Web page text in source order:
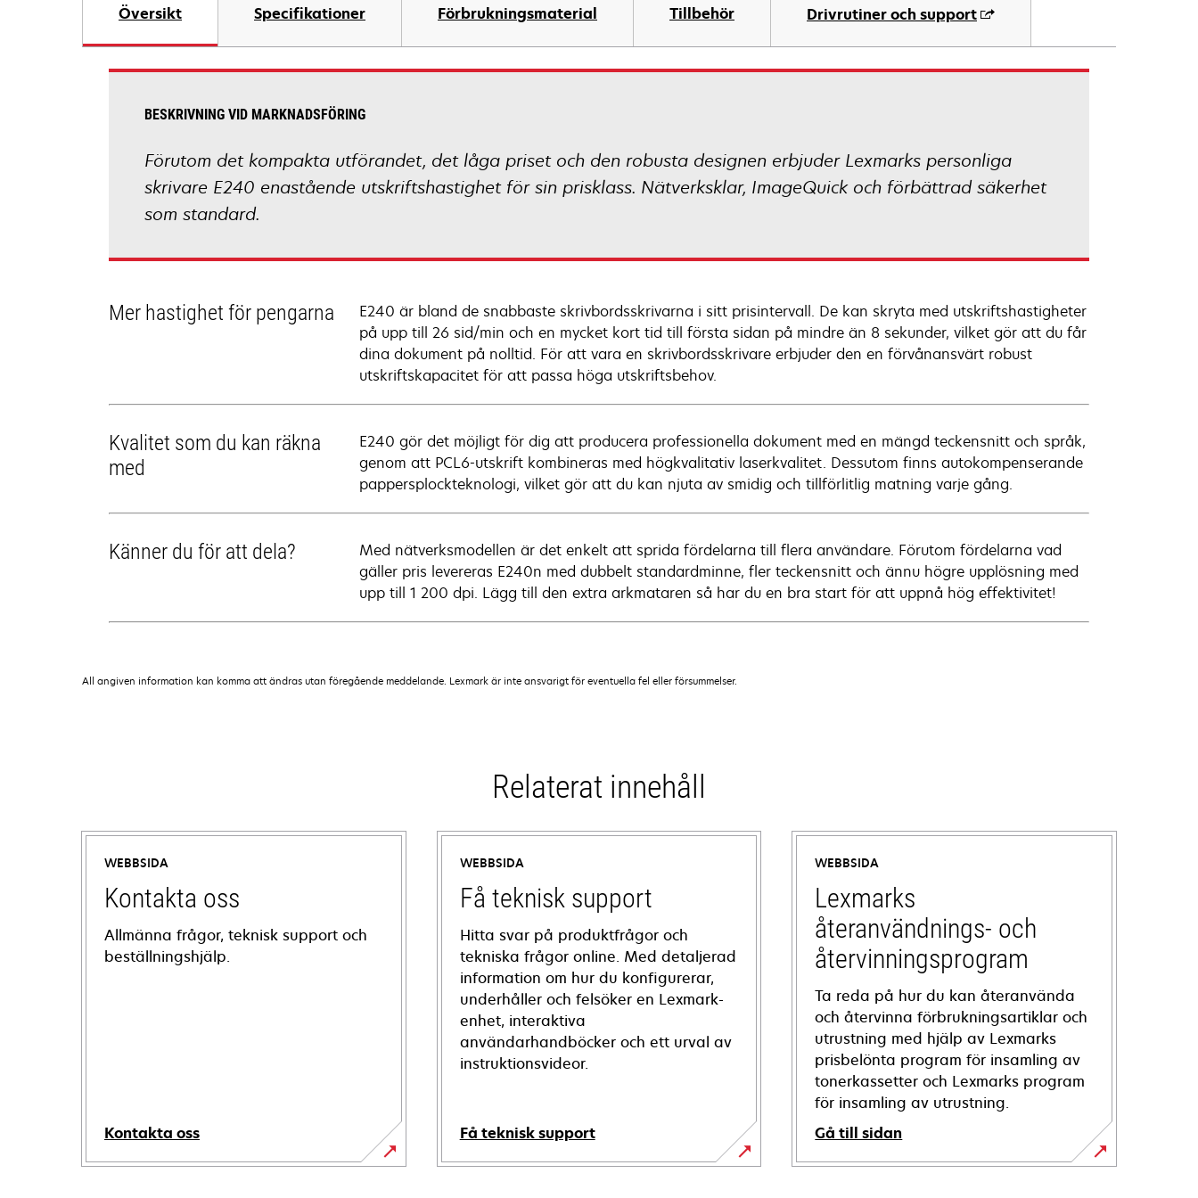
Översikt Specifikationer Förbrukningsmaterial Tillbehör Drivrutiner och support
BESKRIVNING VID MARKNADSFÖRING
Förutom det kompakta utförandet, det låga priset och den robusta designen erbjuder Lexmarks personliga
skrivare E240 enastående utskriftshastighet för sin prisklass. Nätverksklar, ImageQuick och förbättrad säkerhet
som standard.
Mer hastighet för pengarna
E240 är bland de snabbaste skrivbordsskrivarna i sitt prisintervall. De kan skryta med utskriftshastigheter
på upp till 26 sid/min och en mycket kort tid till första sidan på mindre än 8 sekunder, vilket gör att du får
dina dokument på nolltid. För att vara en skrivbordsskrivare erbjuder den en förvånansvärt robust
utskriftskapacitet för att passa höga utskriftsbehov.
Kvalitet som du kan räkna
med
E240 gör det möjligt för dig att producera professionella dokument med en mängd teckensnitt och språk,
genom att PCL6-utskrift kombineras med högkvalitativ laserkvalitet. Dessutom finns autokompenserande
pappersplockteknologi, vilket gör att du kan njuta av smidig och tillförlitlig matning varje gång.
Känner du för att dela?
Med nätverksmodellen är det enkelt att sprida fördelarna till flera användare. Förutom fördelarna vad
gäller pris levereras E240n med dubbelt standardminne, fler teckensnitt och ännu högre upplösning med
upp till 1 200 dpi. Lägg till den extra arkmataren så har du en bra start för att uppnå hög effektivitet!
All angiven information kan komma att ändras utan föregående meddelande. Lexmark är inte ansvarigt för eventuella fel eller försummelser.
Relaterat innehåll
WEBBSIDA
Kontakta oss
Allmänna frågor, teknisk support och
beställningshjälp.
Kontakta oss
WEBBSIDA
Få teknisk support
Hitta svar på produktfrågor och
tekniska frågor online. Med detaljerad
information om hur du konfigurerar,
underhåller och felsöker en Lexmark-
enhet, interaktiva
användarhandböcker och ett urval av
instruktionsvideor.
Få teknisk support
opens
WEBBSIDA
Lexmarks
återanvändnings- och
återvinningsprogram
Ta reda på hur du kan återanvända
och återvinna förbrukningsartiklar och
utrustning med hjälp av Lexmarks
prisbelönta program för insamling av
tonerkassetter och Lexmarks program
för insamling av utrustning.
Gå till sidan